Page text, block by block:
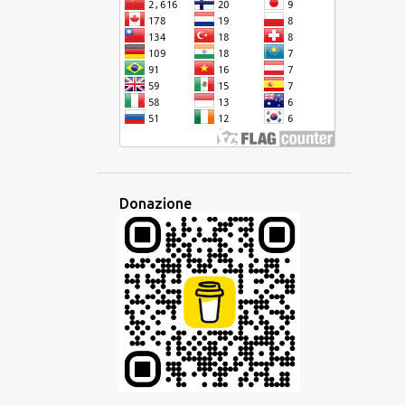
DISPARITÀ EBRAICO ECONOMIA
EDITORE EDUCAZIONE
EQUIVOCO EREDITÀ ESAME
ESPERANTO ESPERIENZA
ETNICA EUROPA
EVOLUZIONE
FAMIGLIA LINGUISTICA FANTASIA
FESTA FILIPPINE FRANCESE
FRASARIO FRASE GESTO
GIAVANESE GIUDAICO GLOBALE
GLOBALIZZAZIONE GLOSSIKA
GOVERNO GRAMMATICA HAKKA
Donazione